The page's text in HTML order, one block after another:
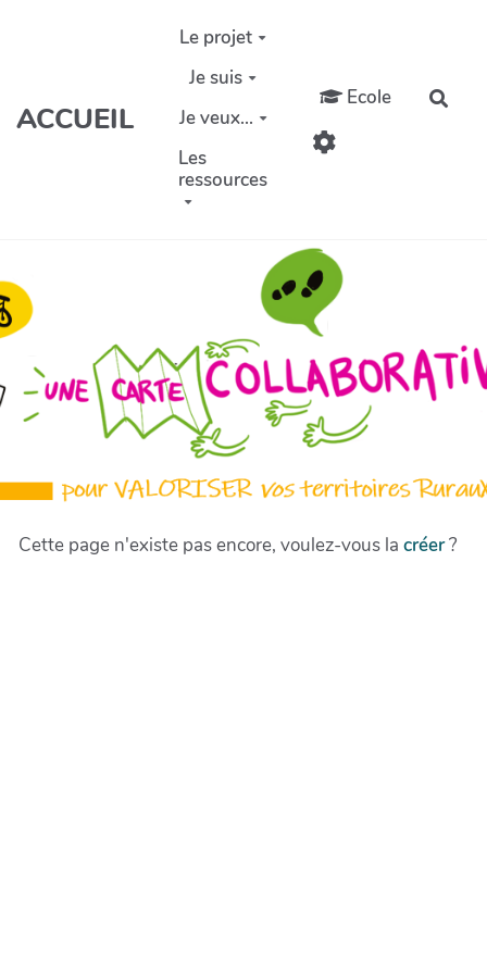
Aller au contenu principal
ACCUEIL
Le projet
Je suis
Je veux...
Les
ressources
Ecole
Cette page n'existe pas encore, voulez-vous la créer?